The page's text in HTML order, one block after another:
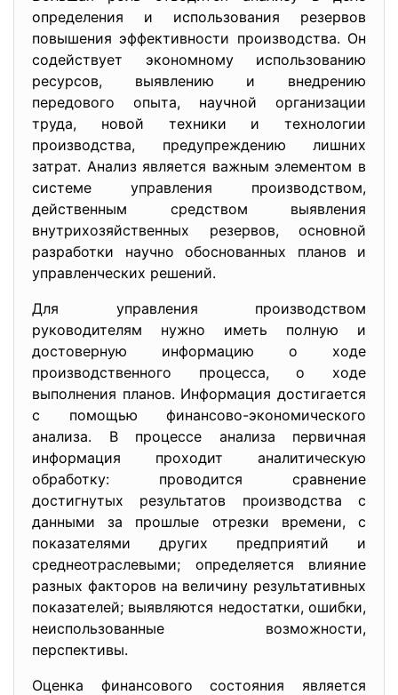
определения и использования резервов
повышения эффективности производства. Он
содействует экономному использованию
ресурсов, выявлению и внедрению
передового опыта, научной организации
труда, новой техники и технологии
производства, предупреждению лишних
затрат. Анализ является важным элементом в
системе управления производством,
действенным средством выявления
внутрихозяйственных резервов, основной
разработки научно обоснованных планов и
управленческих решений.
Для управления производством
руководителям нужно иметь полную и
достоверную информацию о ходе
производственного процесса, о ходе
выполнения планов. Информация достигается
с помощью финансово-экономического
анализа. В процессе анализа первичная
информация проходит аналитическую
обработку: проводится сравнение
достигнутых результатов производства с
данными за прошлые отрезки времени, с
показателями других предприятий и
среднеотраслевыми; определяется влияние
разных факторов на величину результативных
показателей; выявляются недостатки, ошибки,
неиспользованные возможности,
перспективы.
Оценка финансового состояния является